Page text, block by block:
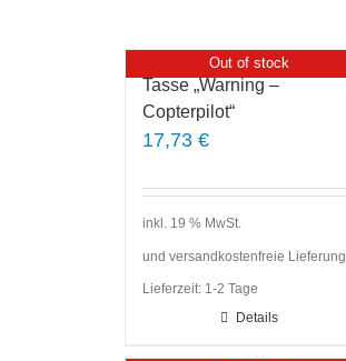
Out of stock
Tasse „Warning –
Copterpilot“
17,73 €
inkl. 19 % MwSt.
und versandkostenfreie Lieferung
Lieferzeit: 1-2 Tage
Details